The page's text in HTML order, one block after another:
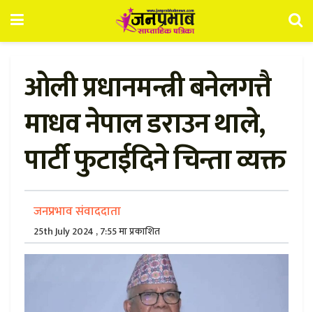
ओली प्रधानमन्त्री बनेलगत्तै
माधव नेपाल डराउन थाले,
पार्टी फुटाईदिने चिन्ता व्यक्त
जनप्रभाव संवाददाता
25th July 2024 , 7:55 मा प्रकाशित